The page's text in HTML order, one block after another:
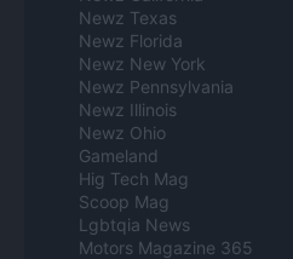
Newz Texas
Newz Florida
Newz New York
Newz Pennsylvania
Newz Illinois
Newz Ohio
Gameland
Hig Tech Mag
Scoop Mag
Lgbtqia News
Motors Magazine 365